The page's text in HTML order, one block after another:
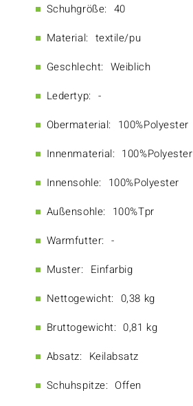
Schuhgröße: 40
Material: textile/pu
Geschlecht: Weiblich
Ledertyp: -
Obermaterial: 100%Polyester
Innenmaterial: 100%Polyester
Innensohle: 100%Polyester
Außensohle: 100%Tpr
Warmfutter: -
Muster: Einfarbig
Nettogewicht: 0,38 kg
Bruttogewicht: 0,81 kg
Absatz: Keilabsatz
Schuhspitze: Offen